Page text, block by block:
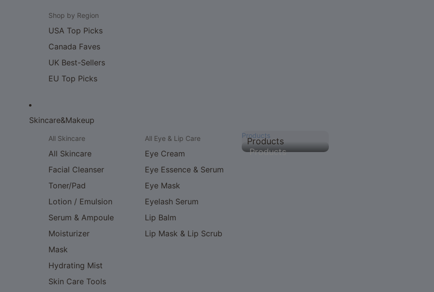
Shop by Region
USA Top Picks
Canada Faves
UK Best-Sellers
EU Top Picks
Skincare&Makeup
All Skincare
All Skincare
Facial Cleanser
Toner/Pad
Lotion / Emulsion
Serum & Ampoule
Moisturizer
Mask
Hydrating Mist
Skin Care Tools
All Eye & Lip Care
Eye Cream
Eye Essence & Serum
Eye Mask
Eyelash Serum
Lip Balm
Lip Mask & Lip Scrub
Products
Products
Products